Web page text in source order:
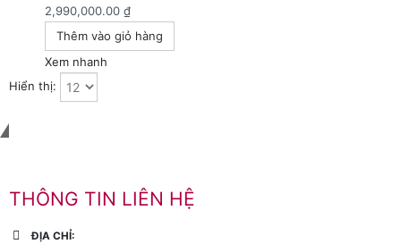
2,990,000.00 ₫
Thêm vào giỏ hàng
Xem nhanh
Hiển thị:
THÔNG TIN LIÊN HỆ
ĐỊA CHỈ: